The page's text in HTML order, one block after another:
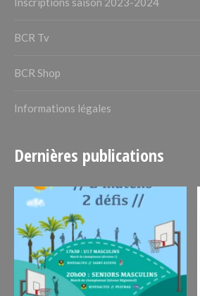
BCR Tv
BCR Shop
Informations légales
Dernières publications